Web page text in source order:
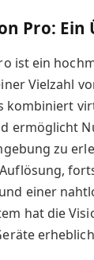
Pro:
ist ein
Vielzahl
kombiniert
ermöglicht
zu
einer
hat die